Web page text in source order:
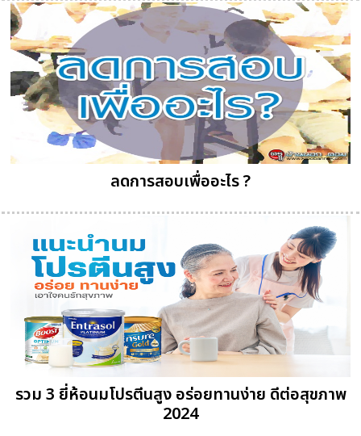
ลดการสอบเพื่ออะไร ?
รวม 3 ยี่ห้อนมโปรตีนสูง อร่อยทานง่าย ดีต่อสุขภาพ
2024